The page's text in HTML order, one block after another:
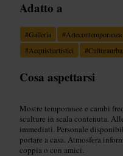
Adatto a
#Galleria #Artecontemporanea
#Acquistiartistici #
Cosa aspettarsi
Mostre temporanee e cambi
sculture in scala contenuta.
immediati. Personale
portare a casa. Atmosfera
coppia o con amici.